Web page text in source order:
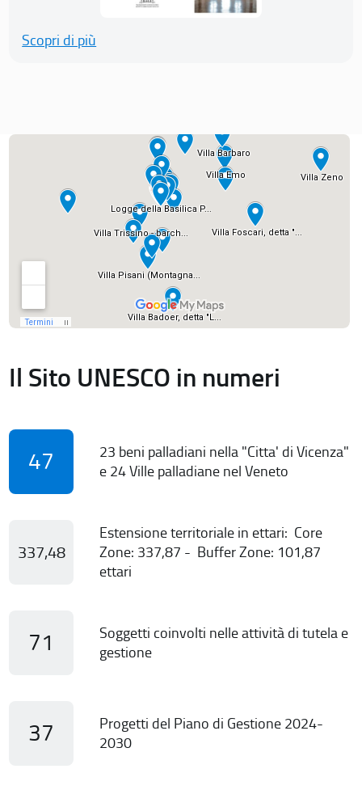
Scopri di più
Il Sito UNESCO in numeri
47
23 beni palladiani nella "Citta' di Vicenza"
e 24 Ville palladiane nel Veneto
337,48
Estensione territoriale in ettari: Core
Zone: 337,87 - Buffer Zone: 101,87
ettari
71
Soggetti coinvolti nelle attività di tutela e
gestione
37
Progetti del Piano di Gestione 2024-
2030